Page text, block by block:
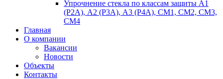
Упрочнение стекла по классам защиты А1
(Р2А), А2 (Р3А), А3 (Р4А), СМ1, СМ2, СМ3,
СМ4
Главная
О компании
Вакансии
Новости
Объекты
Контакты